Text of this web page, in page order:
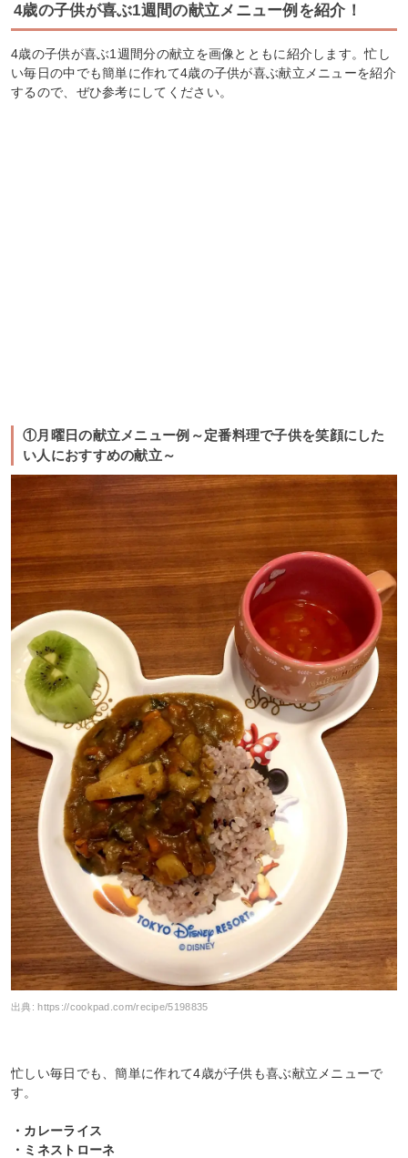
4歳の子供が喜ぶ1週間の献立メニュー例を紹介！
4歳の子供が喜ぶ1週間分の献立を画像とともに紹介します。忙し
い毎日の中でも簡単に作れて4歳の子供が喜ぶ献立メニューを紹介
するので、ぜひ参考にしてください。
①月曜日の献立メニュー例～定番料理で子供を笑顔にした
い人におすすめの献立～
出典:https://cookpad.com/recipe/5198835
忙しい毎日でも、簡単に作れて4歳が子供も喜ぶ献立メニューで
す。
・カレーライス
・ミネストローネ